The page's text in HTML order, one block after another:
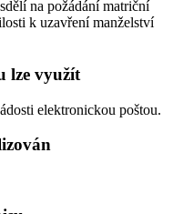
na požádání matriční
k uzavření manželství
lze využít
elektronickou poštou.